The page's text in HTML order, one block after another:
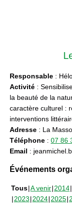
Responsable :
Activité :
la beauté de la
caractère culturel :
interventions
Adresse : La
Téléphone : 07 86
Email :
Événements
Tous A venir 2014
2023 2024 2025